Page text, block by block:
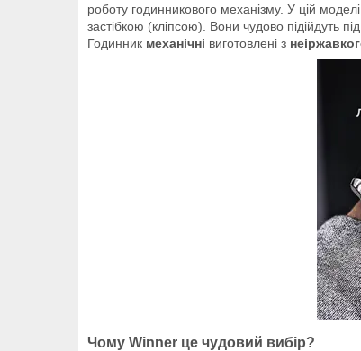
роботу годинникового механізму. У цій
застібкою (кліпсою). Вони чудово підійдуть
Годинник механічні виготовлені з
Чому Winner це чудовий вибір?